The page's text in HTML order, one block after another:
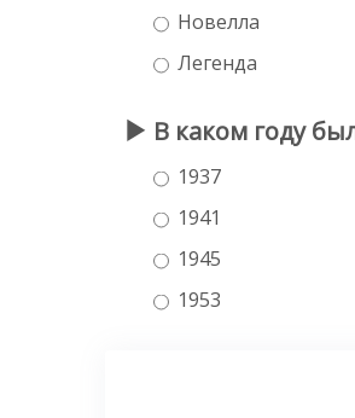
Новелла
Легенда
В каком году
1937
1941
1945
1953